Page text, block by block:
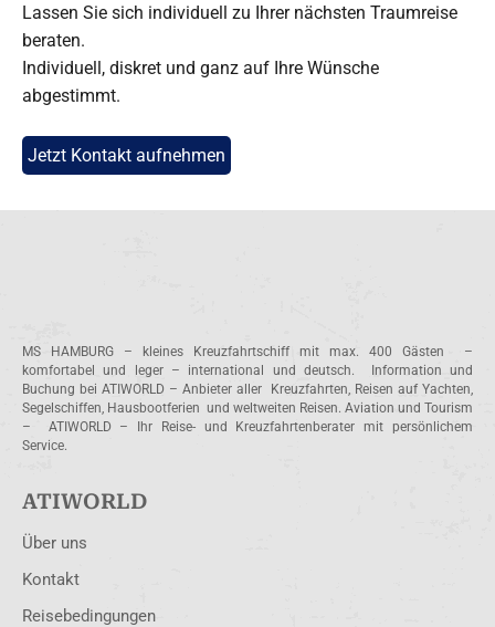
Lassen Sie sich individuell zu Ihrer nächsten Traumreise
beraten.
Individuell, diskret und ganz auf Ihre Wünsche
abgestimmt.
Jetzt Kontakt aufnehmen
MS HAMBURG – kleines Kreuzfahrtschiff mit max. 400 Gästen –
komfortabel und leger – international und deutsch. Information und
Buchung bei ATIWORLD – Anbieter aller Kreuzfahrten, Reisen auf Yachten,
Segelschiffen, Hausbootferien und weltweiten Reisen. Aviation und Tourism
– ATIWORLD – Ihr Reise- und Kreuzfahrtenberater mit persönlichem
Service.
ATIWORLD
Über uns
Kontakt
Reisebedingungen